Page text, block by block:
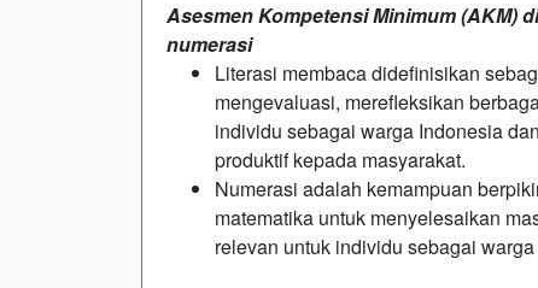
Asesmen Kompetensi Minimum (AKM)
numerasi
Literasi membaca didefinisikan
mengevaluasi, merefleksikan
individu sebagai warga Indonesia
produktif kepada masyarakat.
Numerasi adalah kemampuan
matematika untuk menyelesaikan
relevan untuk individu sebagai